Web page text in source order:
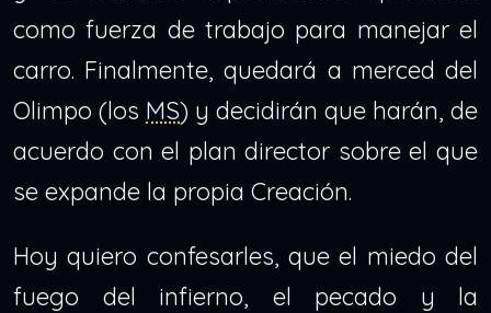
como fuerza de trabajo para manejar el
carro. Finalmente, quedará a merced del
Olimpo (los MS) y decidirán que harán, de
acuerdo con el plan director sobre el que
se expande la propia Creación.
Hoy quiero confesarles, que el miedo del
fuego del infierno, el pecado y la